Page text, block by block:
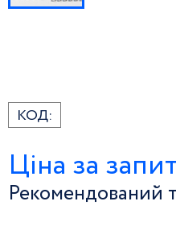
КОД:
Ціна за
Рекомендований